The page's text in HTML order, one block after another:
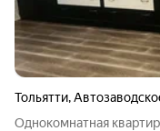
Тольятти,
Однокомнатная